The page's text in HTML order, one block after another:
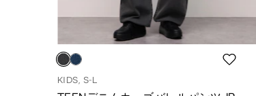
KIDS, S-L